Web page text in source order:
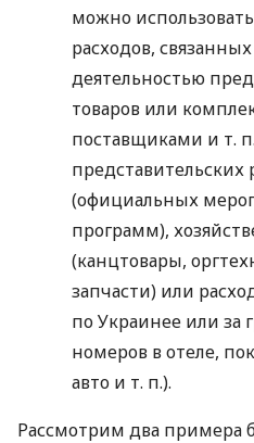
можно
расходов,
деятельностью
товаров или
поставщиками и т. п.
представительских
(официальных
программ),
(канцтовары,
запчасти) или
по Украинее или за
номеров в отеле,
авто и т. п.).
Рассмотрим два примера